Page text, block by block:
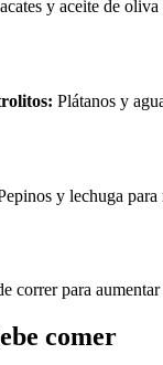
y aceite de
Plátanos y
y lechuga
correr para
comer